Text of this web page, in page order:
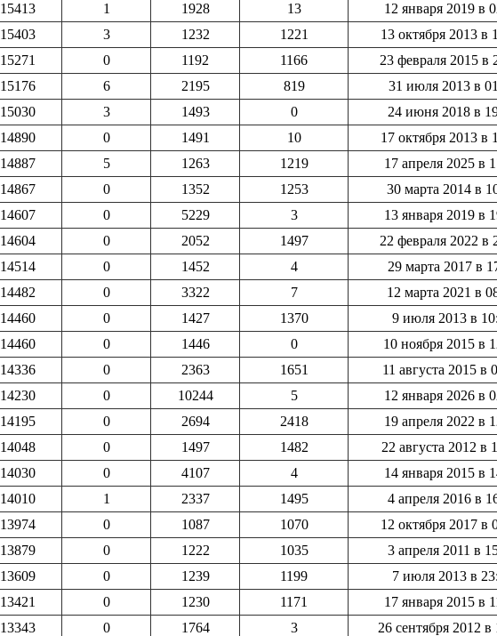
15413 1 1928 13
12 января 2019 в
15403 3 1232 1221
13 октября 2013 в
15271 0 1192 1166
23 февраля 2015 в
15176 6 2195 819
31 июля 2013 в
15030 3 1493 0
24 июня 2018 в
14890 0 1491 10
17 октября 2013 в
14887 5 1263 1219
17 апреля 2025 в
14867 0 1352 1253
30 марта 2014 в
14607 0 5229 3
13 января 2019 в
14604 0 2052 1497
22 февраля 2022 в
14514 0 1452 4
29 марта 2017 в
14482 0 3322 7
12 марта 2021 в
14460 0 1427 1370
9 июля 2013 в
14460 0 1446 0
10 ноября 2015 в
14336 0 2363 1651
11 августа 2015 в
14230 0 10244 5
12 января 2026 в
14195 0 2694 2418
19 апреля 2022 в
14048 0 1497 1482
22 августа 2012 в
14030 0 4107 4
14 января 2015 в
14010 1 2337 1495
4 апреля 2016 в
13974 0 1087 1070
12 октября 2017 в
13879 0 1222 1035
3 апреля 2011 в
13609 0 1239 1199
7 июля 2013 в
13421 0 1230 1171
17 января 2015 в
13343 0 1764 3
26 сентября 2012 в